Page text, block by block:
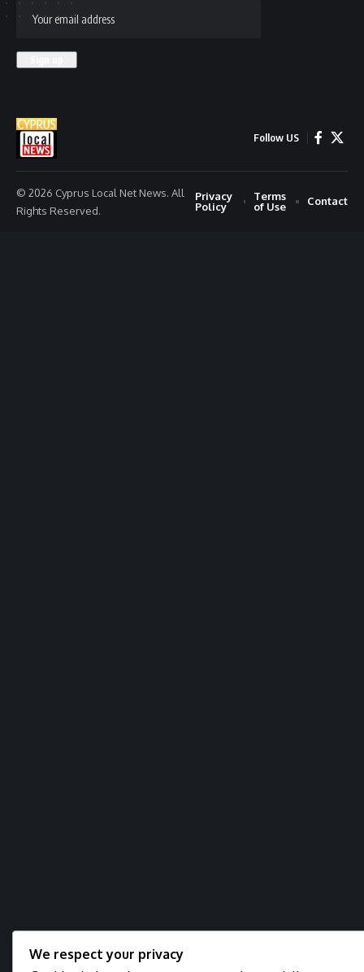
Follow US
© 2026 Cyprus Local Net News. All
Rights Reserved.
Privacy
Policy
Terms
of Use
Contact
We respect your privacy